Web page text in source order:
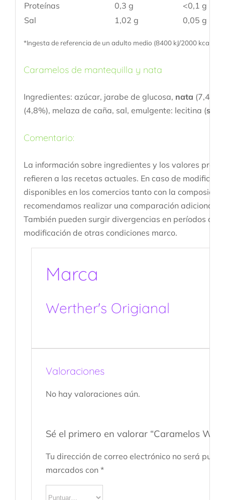
Proteínas
0,3 g
<0,1 g
Sal
1,02 g 0,05 g
*Ingesta de referencia de un adulto medio (8400 kJ/2000 kcal)
Caramelos de mantequilla y nata
Ingredientes: azúcar, jarabe de glucosa, nata
(4,8%), melaza de caña, sal, emulgente: lecitina (soja
Comentario:
La información sobre ingredientes y los valores
refieren a las recetas actuales. En caso de
disponibles en los comercios tanto con la
recomendamos realizar una comparación adicional
También pueden surgir divergencias en períodos de
modificación de otras condiciones marco.
Marca
Werther's Origianal
Valoraciones
No hay valoraciones aún.
Sé el primero en valorar “Caramelos
Tu dirección de correo electrónico no será
marcados con*